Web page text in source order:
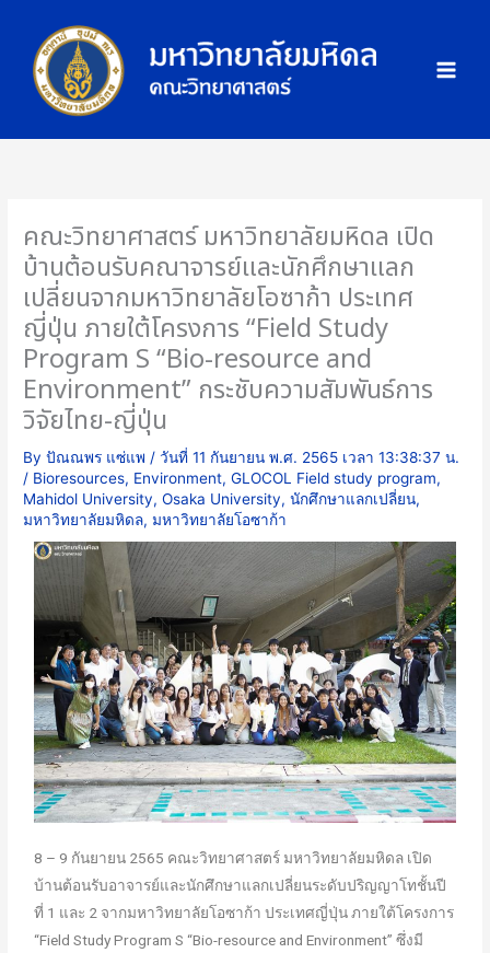
content
คณะวิทยาศาสตร์ มหาวิทยาลัยมหิดล เปิด
บ้านต้อนรับคณาจารย์และนักศึกษาแลก
เปลี่ยนจากมหาวิทยาลัยโอซาก้า ประเทศ
ญี่ปุ่น ภายใต้โครงการ “Field Study
Program S “Bio-resource and
Environment” กระชับความสัมพันธ์การ
วิจัยไทย-ญี่ปุ่น
Byปัณณพร แซ่แพ /วันที่ 11 กันยายน พ.ศ. 2565 เวลา 13:38:37 น.
/ Bioresources, Environment,GLOCOL Field study program,
Mahidol University,Osaka University,นักศึกษาแลกเปลี่ยน,
มหาวิทยาลัยมหิดล,มหาวิทยาลัยโอซาก้า
8 – 9 กันยายน 2565 คณะวิทยาศาสตร์ มหาวิทยาลัยมหิดล เปิด
บ้านต้อนรับอาจารย์และนักศึกษาแลกเปลี่ยนระดับปริญญาโทชั้นปี
ที่ 1 และ 2 จากมหาวิทยาลัยโอซาก้า ประเทศญี่ปุ่น ภายใต้โครงการ
“Field Study Program S “Bio-resource and Environment” ซึ่งมี
ม